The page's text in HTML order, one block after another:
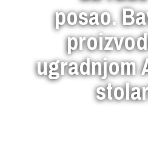
posao.
ugradnjom